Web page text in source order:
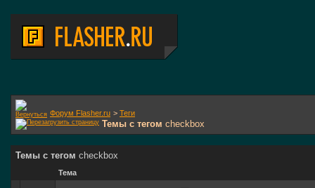
Форум Flasher.ru > Теги
Темы с тегом checkbox
Темы с тегом checkbox
Тема